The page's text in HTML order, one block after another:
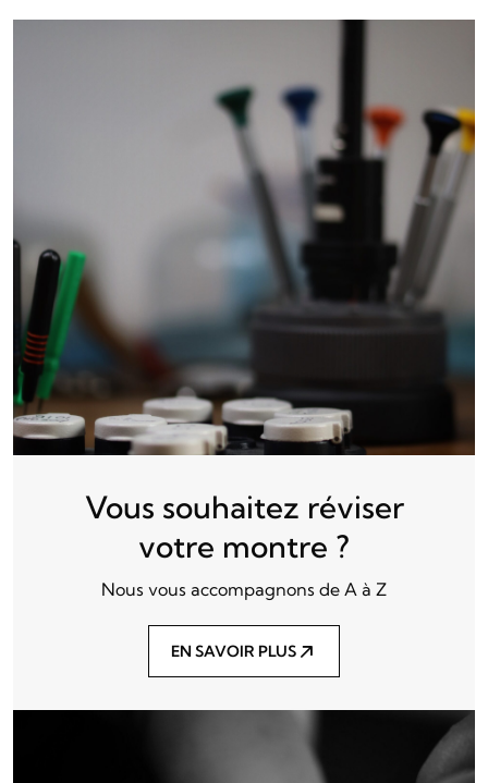
Vous souhaitez réviser
votre montre ?
Nous vous accompagnons de A à Z
EN SAVOIR PLUS